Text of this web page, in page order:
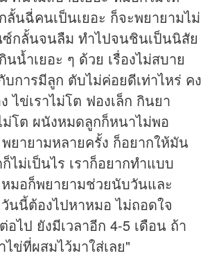
ลั้นฉี่คนเป็นเยอะ ก็จะพยายามไม่
ซ์กลั้นจนลืม ทำไปจนชินเป็นนิสัย
น้ำเยอะ ๆ ด้วย เรื่องไม่สบาย
บการมีลูก ตับไม่ค่อยดีเท่าไหร่ คง
ไข่เราไม่โต ฟองเล็ก กินยา
โต ผนังหมดลูกก็หนาไม่พอ
ยายามหลายครั้ง ก็อยากให้มัน
ไม่เป็นไร เราก็อยากทำแบบ
มอก็พยายามช่วยนับวันและ
นนี้ต้องไปหาหมอ ไม่ถอดใจ
ไป ยังมีเวลาอีก 4-5 เดือน ถ้า
ข่ที่ผสมไว้มาใส่เลย"